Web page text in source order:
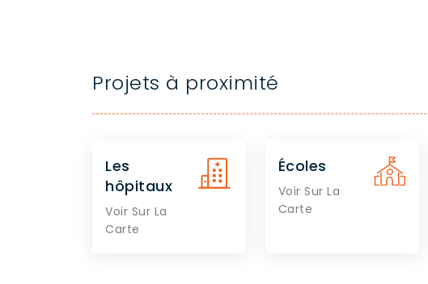
Projets à proximité
Les
hôpitaux
Voir Sur La
Carte
Écoles
Voir Sur La
Carte